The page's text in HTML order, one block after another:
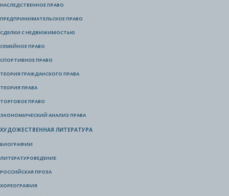
НАСЛЕДСТВЕННОЕ ПРАВО
ПРЕДПРИНИМАТЕЛЬСКОЕ ПРАВО
СДЕЛКИ С НЕДВИЖИМОСТЬЮ
СЕМЕЙНОЕ ПРАВО
СПОРТИВНОЕ ПРАВО
ТЕОРИЯ ГРАЖДАНСКОГО ПРАВА
ТЕОРИЯ ПРАВА
ТОРГОВОЕ ПРАВО
ЭКОНОМИЧЕСКИЙ АНАЛИЗ ПРАВА
ХУДОЖЕСТВЕННАЯ ЛИТЕРАТУРА
БИОГРАФИИ
ЛИТЕРАТУРОВЕДЕНИЕ
РОССИЙСКАЯ ПРОЗА
ХОРЕОГРАФИЯ